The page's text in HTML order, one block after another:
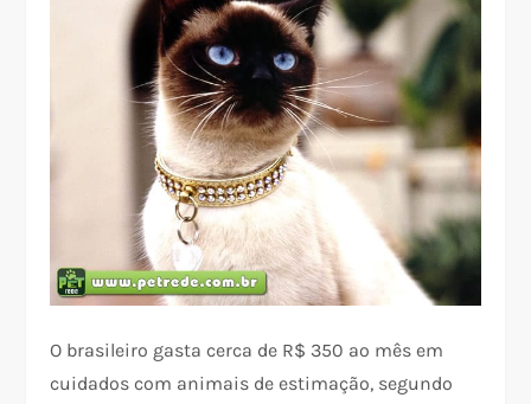
O brasileiro gasta cerca de R$ 350 ao mês em
cuidados com animais de estimação, segundo